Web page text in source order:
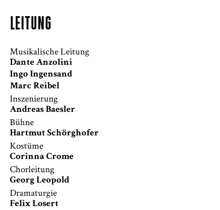
LEITUNG
Musikalische Leitung
Dante Anzolini
Ingo Ingensand
Marc Reibel
Inszenierung
Andreas Baesler
Bühne
Hartmut Schörghofer
Kostüme
Corinna Crome
Chorleitung
Georg Leopold
Dramaturgie
Felix Losert